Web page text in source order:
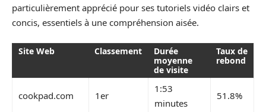
particulièrement apprécié pour ses tutoriels vidéo clairs et
concis, essentiels à une compréhension aisée.
Site Web Classement
Durée
moyenne
de visite
Taux de
rebond
cookpad.com 1er
1:53
minutes
51.8%